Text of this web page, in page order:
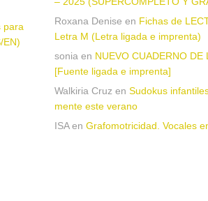
para
EN)
Roxana Denise en Fichas de
Letra M (Letra ligada e imprenta)
sonia en NUEVO CUADERNO DE
[Fuente ligada e imprenta]
Walkiria Cruz en Sudokus
mente este verano
ISAen Grafomotricidad. Vocales